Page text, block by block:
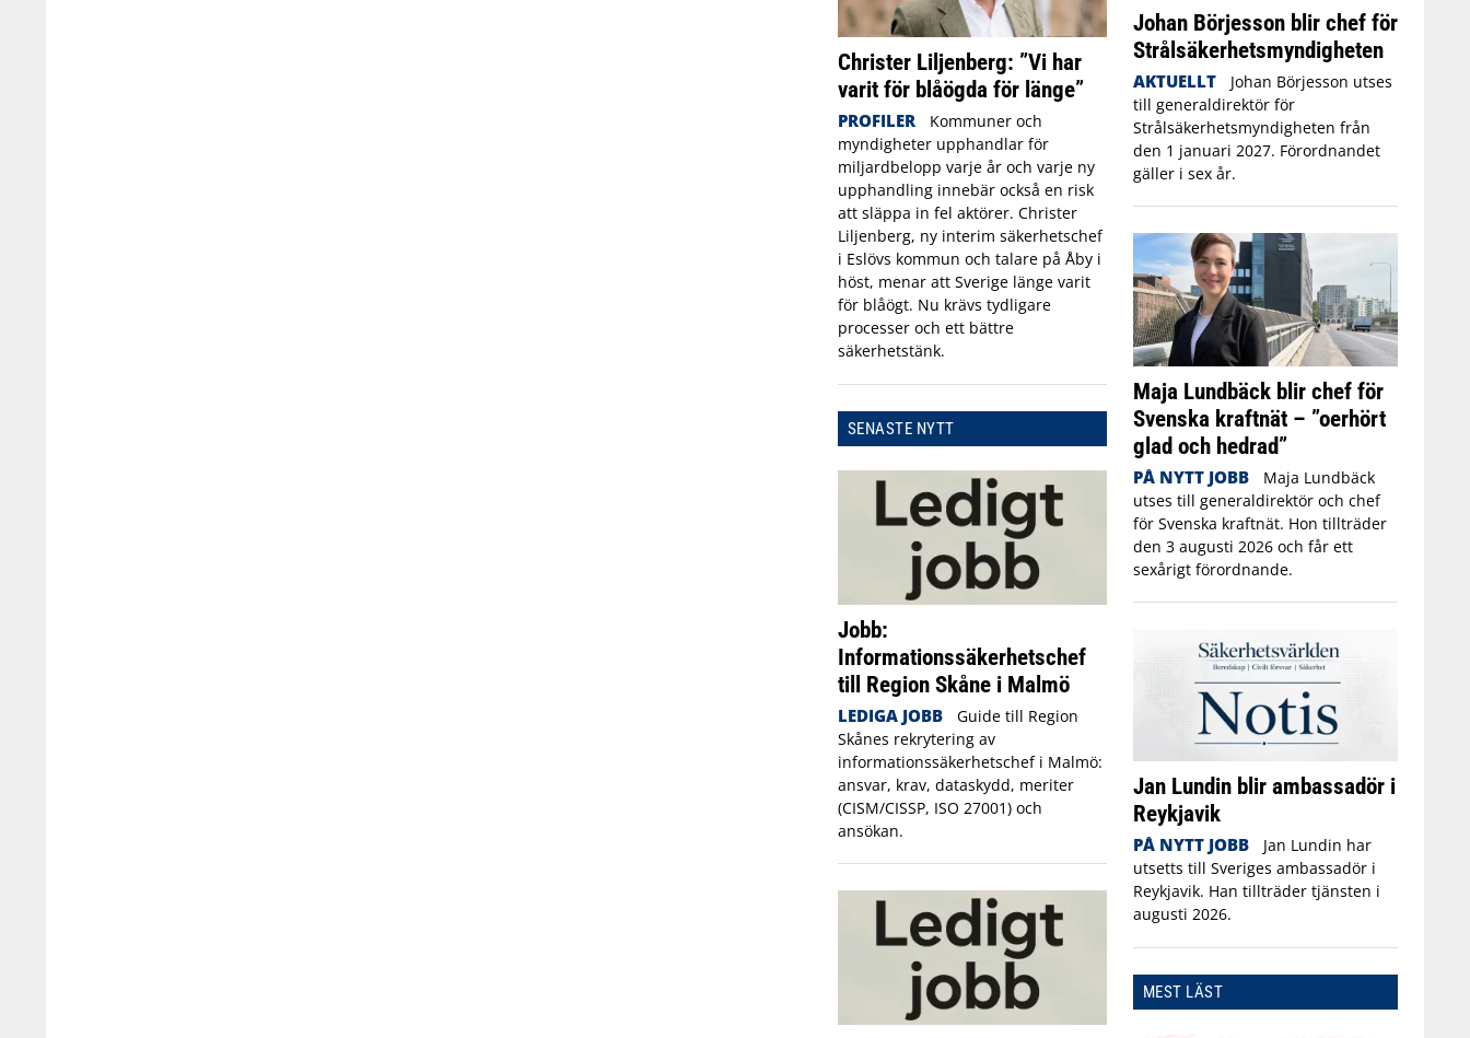
Christer Liljenberg: ”Vi har
varit för blåögda för länge”
PROFILER
Kommuner och
myndigheter upphandlar för
miljardbelopp varje år och varje ny
upphandling innebär också en risk
att släppa in fel aktörer. Christer
Liljenberg, ny interim säkerhetschef
i Eslövs kommun och talare på Åby i
höst, menar att Sverige länge varit
för blåögt. Nu krävs tydligare
processer och ett bättre
säkerhetstänk.
SENASTE NYTT
Jobb:
Informationssäkerhetschef
till Region Skåne i Malmö
LEDIGA JOBB
Guide till Region
Skånes rekrytering av
informationssäkerhetschef i Malmö:
ansvar, krav, dataskydd, meriter
(CISM/CISSP, ISO 27001) och
ansökan.
Johan Börjesson blir chef för
Strålsäkerhetsmyndigheten
AKTUELLT
Johan Börjesson utses
till generaldirektör för
Strålsäkerhetsmyndigheten från
den 1 januari 2027. Förordnandet
gäller i sex år.
Maja Lundbäck blir chef för
Svenska kraftnät – ”oerhört
glad och hedrad”
PÅ NYTT JOBB
Maja Lundbäck
utses till generaldirektör och chef
för Svenska kraftnät. Hon tillträder
den 3 augusti 2026 och får ett
sexårigt förordnande.
Jan Lundin blir ambassadör i
Reykjavik
PÅ NYTT JOBB
Jan Lundin har
utsetts till Sveriges ambassadör i
Reykjavik. Han tillträder tjänsten i
augusti 2026.
MEST LÄST